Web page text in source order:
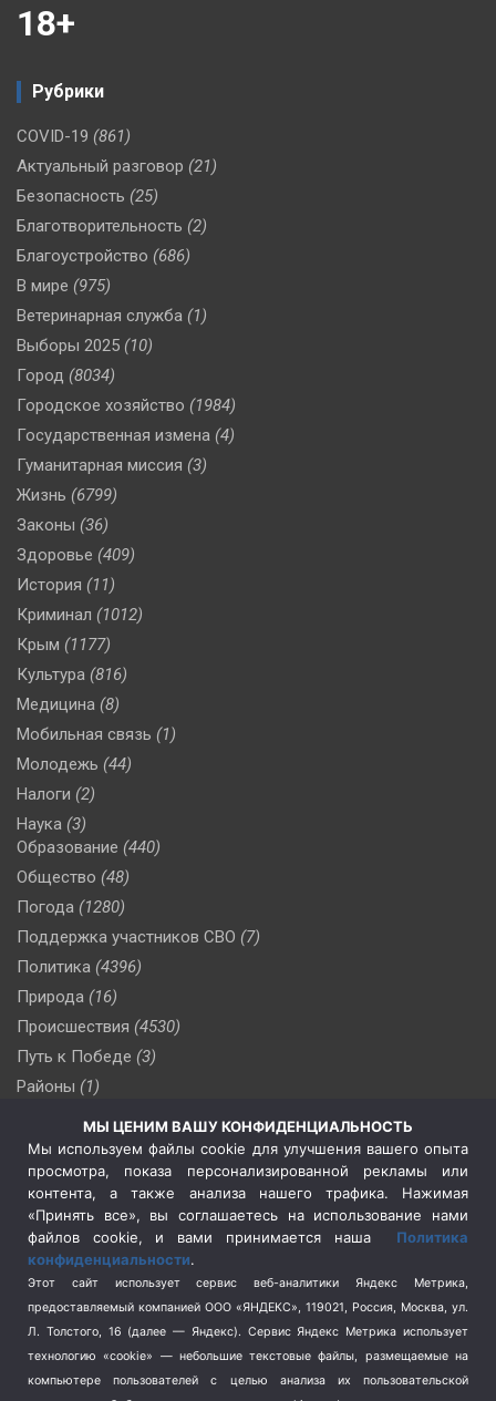
18+
Рубрики
COVID-19 (861)
Актуальный разговор (21)
Безопасность (25)
Благотворительность (2)
Благоустройство (686)
В мире (975)
Ветеринарная служба (1)
Выборы 2025 (10)
Город (8034)
Городское хозяйство (1984)
Государственная измена (4)
Гуманитарная миссия (3)
Жизнь (6799)
Законы (36)
Здоровье (409)
История (11)
Криминал (1012)
Крым (1177)
Культура (816)
Медицина (8)
Мобильная связь (1)
Молодежь (44)
Налоги (2)
Наука (3)
Образование (440)
Общество (48)
Погода (1280)
Поддержка участников СВО (7)
Политика (4396)
Природа (16)
Происшествия (4530)
Путь к Победе (3)
Районы (1)
(509)
Сельское хозяйство (3)
Социальная политика
(3)
Спецоперация в Украине
Спецоперация на Украине
(404)
Спорт (740)
Терроризм (1)
Транспорт (262)
Туризм (178)
МЫ ЦЕНИМ ВАШУ КОНФИДЕНЦИАЛЬНОСТЬ
Мы используем файлы cookie для улучшения вашего опыта
просмотра, показа персонализированной рекламы или
контента, а также анализа нашего трафика. Нажимая
«Принять все», вы соглашаетесь на использование нами
файлов cookie, и вами принимается наша Политика
конфиденциальности.
Этот сайт использует сервис веб-аналитики Яндекс Метрика,
предоставляемый компанией ООО «ЯНДЕКС», 119021, Россия, Москва, ул.
Л. Толстого, 16 (далее — Яндекс). Сервис Яндекс Метрика использует
технологию «cookie» — небольшие текстовые файлы, размещаемые на
компьютере пользователей с целью анализа их пользовательской